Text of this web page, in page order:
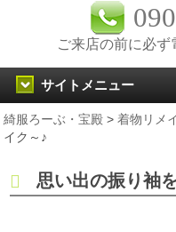
ご来店の前に必ず
サイトメニュー
綺服ろーぶ・宝殿 > 着物リメ
イク～♪
思い出の振り袖